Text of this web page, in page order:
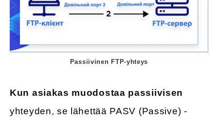
Passiivinen FTP-yhteys
Kun asiakas muodostaa passiivisen
yhteyden, se lähettää PASV (Passive) -